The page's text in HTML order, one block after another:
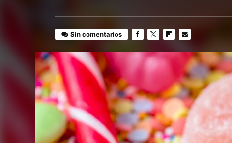
Sin comentarios
MAIL